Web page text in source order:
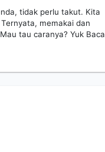
tidak perlu takut. Kita
memakai dan
tau caranya? Yuk Baca